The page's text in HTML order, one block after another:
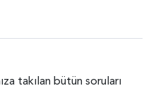
takılan bütün soruları